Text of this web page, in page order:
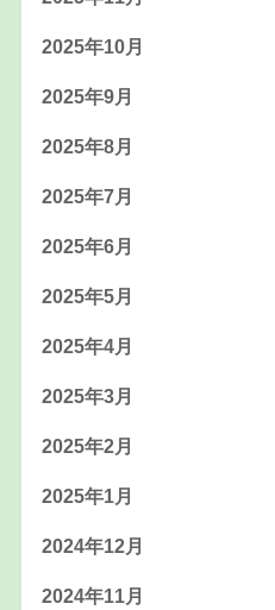
2025年10月
2025年9月
2025年8月
2025年7月
2025年6月
2025年5月
2025年4月
2025年3月
2025年2月
2025年1月
2024年12月
2024年11月